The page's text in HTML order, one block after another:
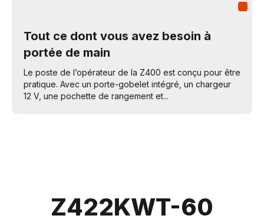
Tout ce dont vous avez besoin à
portée de main
Le poste de l’opérateur de la Z400 est conçu pour être
pratique. Avec un porte-gobelet intégré, un chargeur
12 V, une pochette de rangement et...
Z422KWT-60